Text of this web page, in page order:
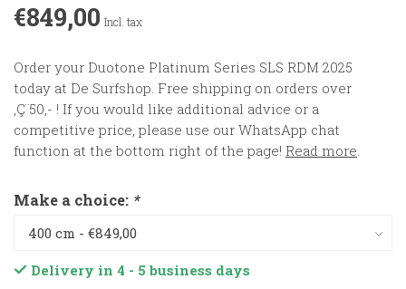
€849,00 Incl. tax
Order your Duotone Platinum Series SLS RDM 2025
today at De Surfshop. Free shipping on orders over
‚Ç¨50,- ! If you would like additional advice or a
competitive price, please use our WhatsApp chat
function at the bottom right of the page! Read more.
Make a choice: *
Delivery in 4 - 5 business days